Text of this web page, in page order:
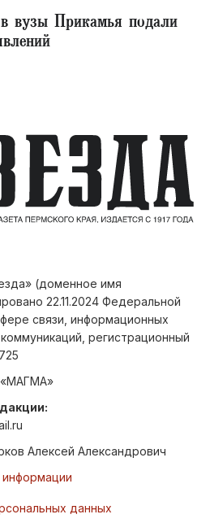
вузы Прикамья подали
(доменное имя
22.11.2024 Федеральной
связи, информационных
регистрационный
Алексей Александрович
информации
данных